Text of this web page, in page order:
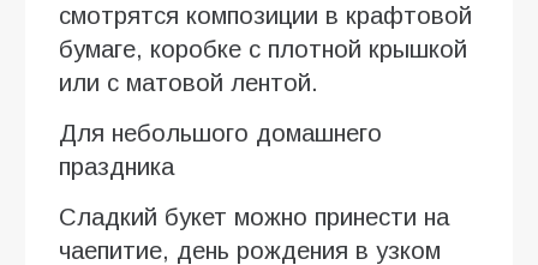
смотрятся композиции в крафтовой
бумаге, коробке с плотной крышкой
или с матовой лентой.
Для небольшого домашнего
праздника
Сладкий букет можно принести на
чаепитие, день рождения в узком